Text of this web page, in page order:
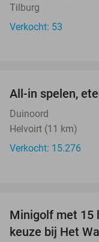
Tilburg
Verkocht: 53
All-in spelen,
Duinoord
Helvoirt (11 km)
Verkocht: 15.276
Minigolf met 15
keuze bij Het